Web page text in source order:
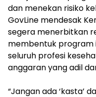
dan menekan risiko
GovLine mendesak
segera menerbitkan
membentuk program
seluruh profesi
anggaran yang adil
“Jangan ada ‘kasta’